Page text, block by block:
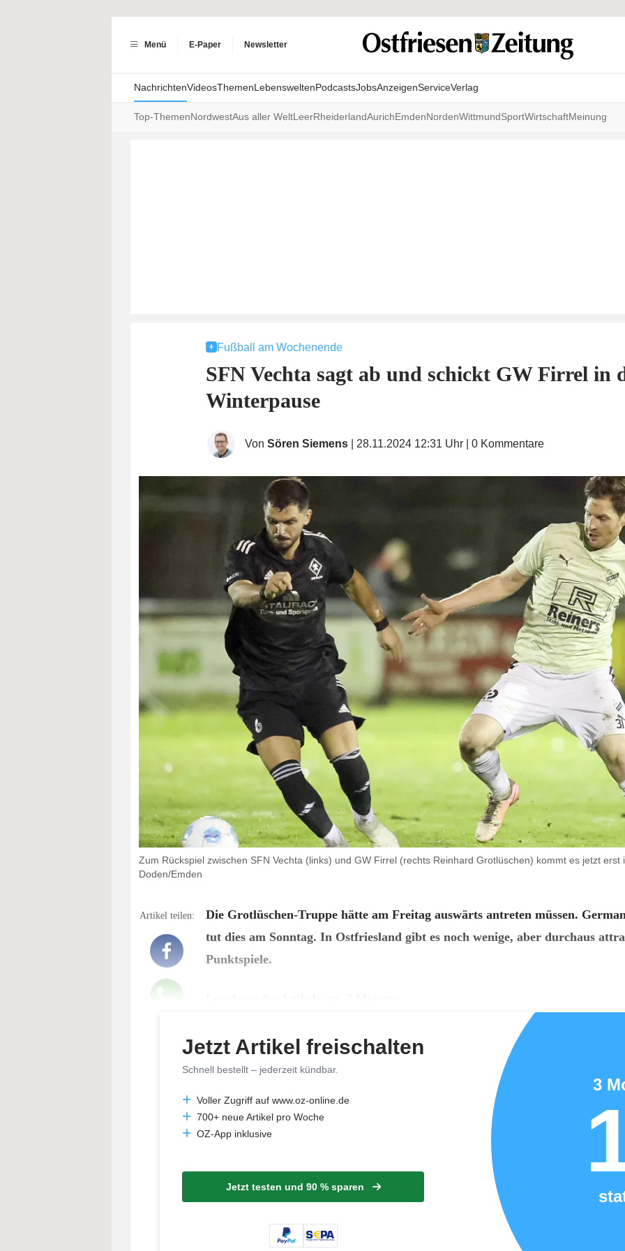
Menü E-Paper Newsletter
NachrichtenVideosThemenLebensweltenPodcastsJobsAnzeigenServiceVerlag
Top-ThemenNordwestAus aller WeltLeerRheiderlandAurichEmdenNordenWittmundSportWirtschaftMeinung
Fußball am Wochenende
SFN Vechta sagt ab und schickt GW Firrel in
Winterpause
Von Sören Siemens 28.11.2024 12:31 Uhr 0 Kommentare
Zum Rückspiel zwischen SFN Vechta (links) und GW Firrel (rechts Reinhard Grotlüschen) kommt es jetzt
Doden/Emden
Artikel teilen:
Die Grotlüschen-Truppe hätte am Freitag auswärts antreten müssen.
tut dies am Sonntag. In Ostfriesland gibt es noch wenige, aber durchaus
Punktspiele.
Jetzt Artikel freischalten
Schnell bestellt – jederzeit kündbar.
Voller Zugriff auf www.oz-online.de
700+ neue Artikel pro Woche
OZ-App inklusive
Jetzt testen und 90 % sparen
3